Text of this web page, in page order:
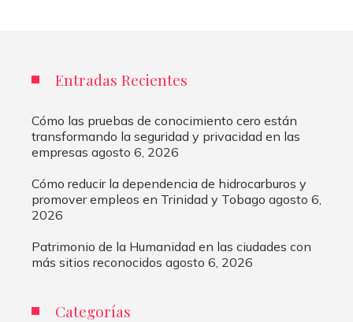
Entradas Recientes
Cómo las pruebas de conocimiento cero están
transformando la seguridad y privacidad en las
empresas agosto 6, 2026
Cómo reducir la dependencia de hidrocarburos y
promover empleos en Trinidad y Tobago agosto 6,
2026
Patrimonio de la Humanidad en las ciudades con
más sitios reconocidos agosto 6, 2026
Categorías